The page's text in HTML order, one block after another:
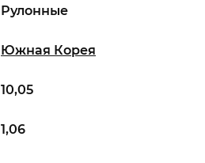
10,05
1,06
Южная Корея
Рулонные